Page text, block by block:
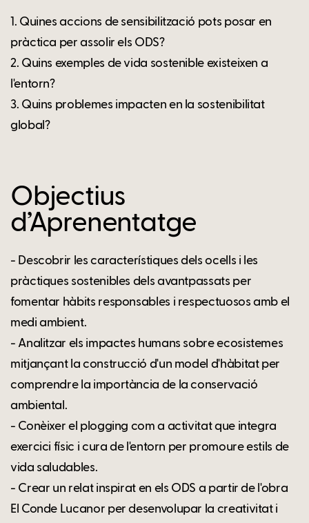
1. Quines accions de sensibilització pots posar en
pràctica per assolir els ODS?
2. Quins exemples de vida sostenible existeixen a
l'entorn?
3. Quins problemes impacten en la sostenibilitat
global?
Objectius
d’Aprenentatge
- Descobrir les característiques dels ocells i les
pràctiques sostenibles dels avantpassats per
fomentar hàbits responsables i respectuosos amb el
medi ambient.
- Analitzar els impactes humans sobre ecosistemes
mitjançant la construcció d'un model d'hàbitat per
comprendre la importància de la conservació
ambiental.
- Conèixer el plogging com a activitat que integra
exercici físic i cura de l'entorn per promoure estils de
vida saludables.
- Crear un relat inspirat en els ODS a partir de l'obra
El Conde Lucanor per desenvolupar la creativitat i